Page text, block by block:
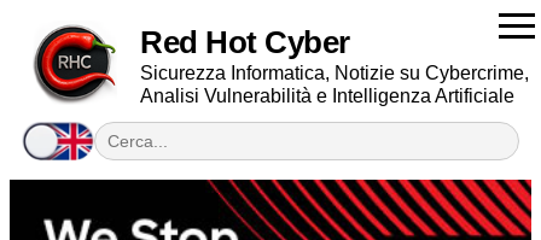
Red Hot Cyber
Sicurezza Informatica, Notizie su Cybercrime,
Analisi Vulnerabilità e Intelligenza Artificiale